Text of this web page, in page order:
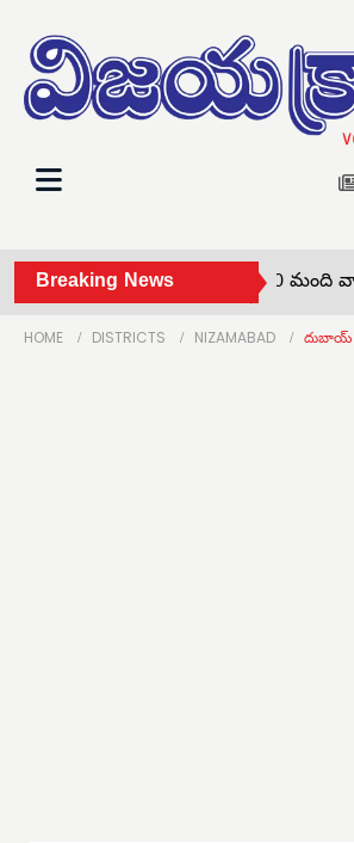
Breaking News
చుక్కాపూర్‌ సర్పంచ్‌తో పాటు 10 మంది
HOME DISTRICTS NIZAMABAD దుబాయ్